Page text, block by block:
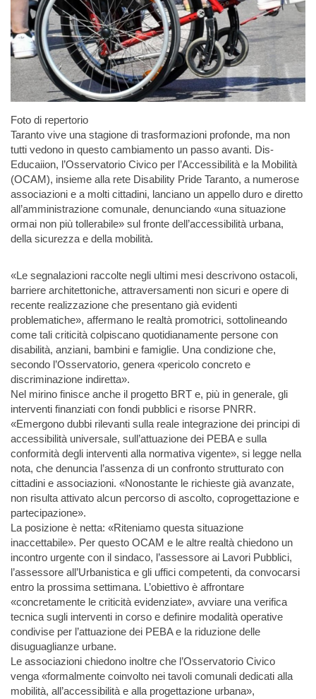
Foto di repertorio
Taranto vive una stagione di trasformazioni profonde, ma non
tutti vedono in questo cambiamento un passo avanti. Dis-
Educaiion, l’Osservatorio Civico per l’Accessibilità e la Mobilità
(OCAM), insieme alla rete Disability Pride Taranto, a numerose
associazioni e a molti cittadini, lanciano un appello duro e diretto
all’amministrazione comunale, denunciando «una situazione
ormai non più tollerabile» sul fronte dell’accessibilità urbana,
della sicurezza e della mobilità.
«Le segnalazioni raccolte negli ultimi mesi descrivono ostacoli,
barriere architettoniche, attraversamenti non sicuri e opere di
recente realizzazione che presentano già evidenti
problematiche», affermano le realtà promotrici, sottolineando
come tali criticità colpiscano quotidianamente persone con
disabilità, anziani, bambini e famiglie. Una condizione che,
secondo l’Osservatorio, genera «pericolo concreto e
discriminazione indiretta».
Nel mirino finisce anche il progetto BRT e, più in generale, gli
interventi finanziati con fondi pubblici e risorse PNRR.
«Emergono dubbi rilevanti sulla reale integrazione dei principi di
accessibilità universale, sull’attuazione dei PEBA e sulla
conformità degli interventi alla normativa vigente», si legge nella
nota, che denuncia l’assenza di un confronto strutturato con
cittadini e associazioni. «Nonostante le richieste già avanzate,
non risulta attivato alcun percorso di ascolto, coprogettazione e
partecipazione».
La posizione è netta: «Riteniamo questa situazione
inaccettabile». Per questo OCAM e le altre realtà chiedono un
incontro urgente con il sindaco, l’assessore ai Lavori Pubblici,
l’assessore all’Urbanistica e gli uffici competenti, da convocarsi
entro la prossima settimana. L’obiettivo è affrontare
«concretamente le criticità evidenziate», avviare una verifica
tecnica sugli interventi in corso e definire modalità operative
condivise per l’attuazione dei PEBA e la riduzione delle
disuguaglianze urbane.
Le associazioni chiedono inoltre che l’Osservatorio Civico
venga «formalmente coinvolto nei tavoli comunali dedicati alla
mobilità, all’accessibilità e alla progettazione urbana»,